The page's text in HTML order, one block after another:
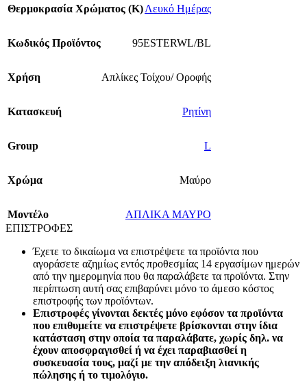
Θερμοκρασία Χρώματος (Κ)Λευκό Ημέρας
Κωδικός Προϊόντος 95ESTERWL/BL
Χρήση Απλίκες Τοίχου/ Οροφής
Κατασκευή Ρητίνη
Group L
Χρώμα Μαύρο
Mοντέλο
ΑΠΛΙΚΑ ΜΑΥΡΟ
ΕΠΙΣΤΡΟΦΕΣ
Έχετε το δικαίωμα να επιστρέψετε τα προϊόντα που
αγοράσετε αζημίως εντός προθεσμίας 14 εργασίμων ημερών
από την ημερομηνία που θα παραλάβετε τα προϊόντα. Στην
περίπτωση αυτή σας επιβαρύνει μόνο το άμεσο κόστος
επιστροφής των προϊόντων.
Επιστροφές γίνονται δεκτές μόνο εφόσον τα προϊόντα
που επιθυμείτε να επιστρέψετε βρίσκονται στην ίδια
κατάσταση στην οποία τα παραλάβατε, χωρίς δηλ. να
έχουν αποσφραγισθεί ή να έχει παραβιασθεί η
συσκευασία τους, μαζί με την απόδειξη λιανικής
πώλησης ή το τιμολόγιο.